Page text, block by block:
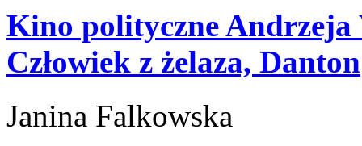
Kino polityczne
Człowiek z żelaza, Danton
Janina Falkowska